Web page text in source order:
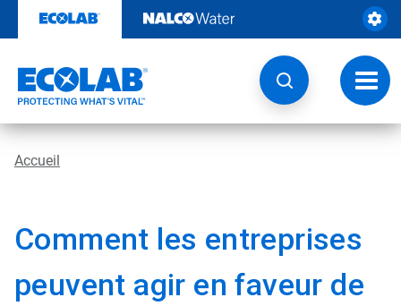
contenu​​​​​​​
à
Accueil
Comment les entreprises
peuvent agir en faveur de